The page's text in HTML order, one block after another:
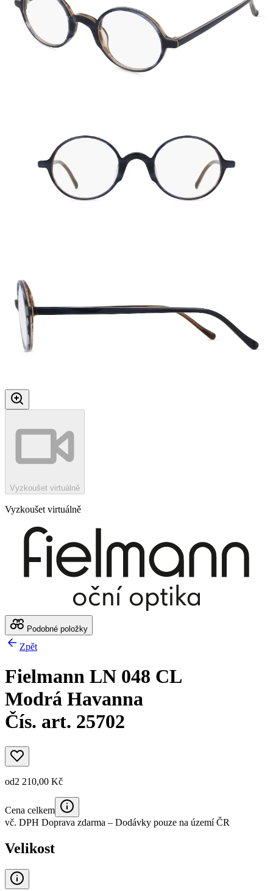
Vyzkoušet virtuálně
Vyzkoušet virtuálně
Podobné položky
Zpět
Fielmann LN 048 CL
Modrá Havanna
Čís. art. 25702
od2 210,00 Kč
Cena celkem
vč. DPH Doprava zdarma – Dodávky pouze na území ČR
Velikost